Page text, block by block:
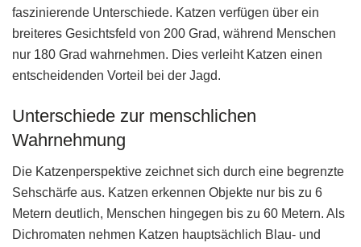
faszinierende Unterschiede. Katzen verfügen über ein
breiteres Gesichtsfeld von 200 Grad, während Menschen
nur 180 Grad wahrnehmen. Dies verleiht Katzen einen
entscheidenden Vorteil bei der Jagd.
Unterschiede zur menschlichen
Wahrnehmung
Die Katzenperspektive zeichnet sich durch eine begrenzte
Sehschärfe aus. Katzen erkennen Objekte nur bis zu 6
Metern deutlich, Menschen hingegen bis zu 60 Metern. Als
Dichromaten nehmen Katzen hauptsächlich Blau- und